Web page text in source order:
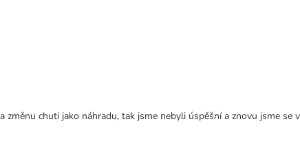
chuti jako náhradu, tak jsme nebyli úspěšní a znovu jsme